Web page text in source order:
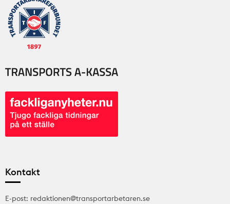
Kontakt
E-post: redaktionen@transportarbetaren.se